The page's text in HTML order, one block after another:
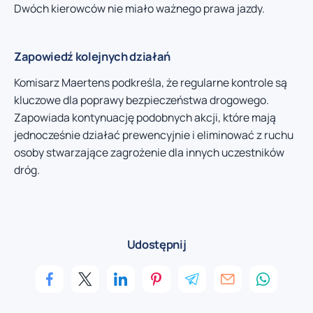
Dwóch kierowców nie miało ważnego prawa jazdy.
Zapowiedź kolejnych działań
Komisarz Maertens podkreśla, że regularne kontrole są
kluczowe dla poprawy bezpieczeństwa drogowego.
Zapowiada kontynuację podobnych akcji, które mają
jednocześnie działać prewencyjnie i eliminować z ruchu
osoby stwarzające zagrożenie dla innych uczestników
dróg.
Udostępnij